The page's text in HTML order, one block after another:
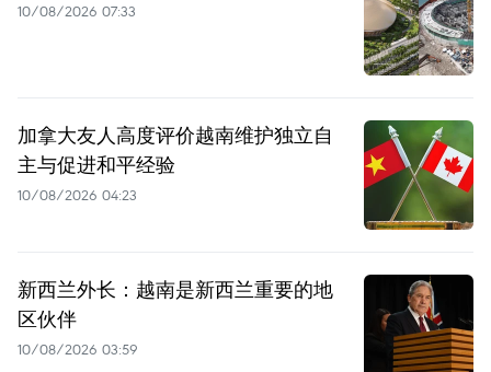
10/08/2026 07:33
加拿大友人高度评价越南维护独立自
主与促进和平经验
10/08/2026 04:23
新西兰外长：越南是新西兰重要的地
区伙伴
10/08/2026 03:59